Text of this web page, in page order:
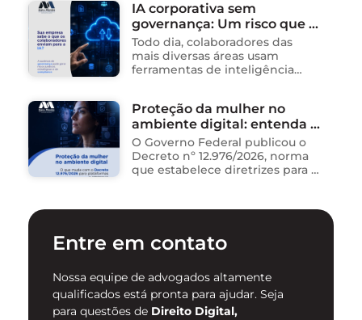
um dos ambientes mais
propícios para …
IA corporativa sem
governança: Um risco que já
está acontecendo
Todo dia, colaboradores das
mais diversas áreas usam
ferramentas de inteligência
dados, redigem e-mails, geram
relatórios. O problema não está
na ferramenta. Está …
Proteção da mulher no
ambiente digital: entenda o
novo Decreto nº 12.976/2026
O Governo Federal publicou o
Decreto nº 12.976/2026, norma
que estabelece diretrizes para a
enfrentamento da violência
digital. …
Entre em contato
Nossa equipe de advogados altamente
qualificados está pronta para ajudar. Seja
para questões de Direito Digital,